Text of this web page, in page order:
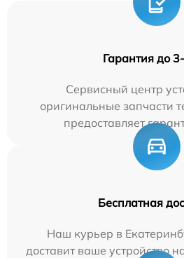
Гарантия до
Сервисный центр
оригинальные запчасти
предоставляет
Бесплатная
Наш курьер в
доставит ваше устройство